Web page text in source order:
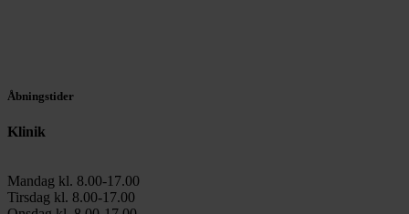
Åbningstider
Klinik
Mandag kl. 8.00-17.00
Tirsdag kl. 8.00-17.00